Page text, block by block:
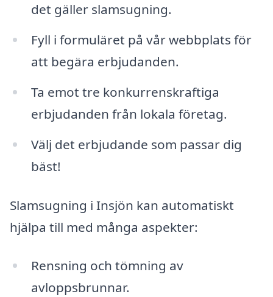
det gäller slamsugning.
Fyll i formuläret på vår webbplats för
att begära erbjudanden.
Ta emot tre konkurrenskraftiga
erbjudanden från lokala företag.
Välj det erbjudande som passar dig
bäst!
Slamsugning i Insjön kan automatiskt
hjälpa till med många aspekter:
Rensning och tömning av
avloppsbrunnar.